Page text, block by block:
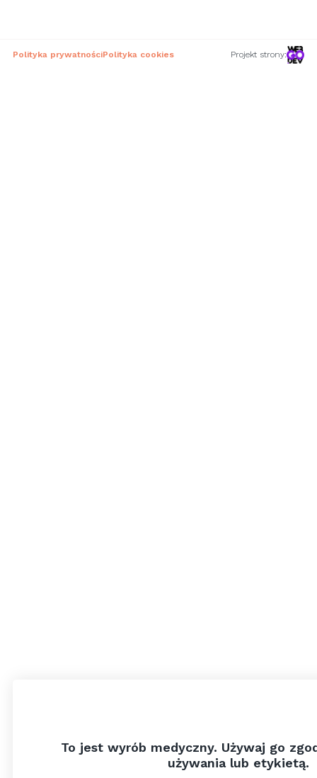
To jest wyrób medyczny. Używaj go
używania lub etykietą.
Polityka prywatnościPolityka cookies Projekt strony: